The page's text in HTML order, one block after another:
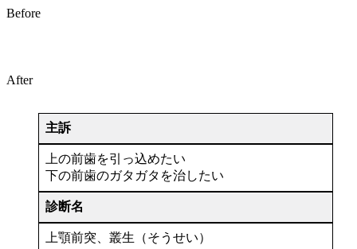
Before
After
主訴
上の前歯を引っ込めたい
下の前歯のガタガタを治したい
診断名
上顎前突、叢生（そうせい）